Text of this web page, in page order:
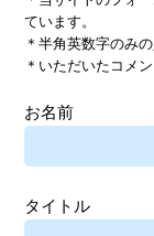
ています。
＊半角英数字のみ
＊いただいたコメ
お名前
タイトル